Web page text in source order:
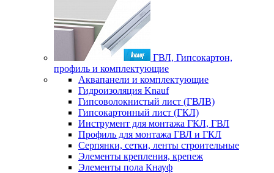
ГВЛ, Гипсокартон,
профиль и комплектующие
Аквапанели и комплектующие
Гидроизоляция Knauf
Гипсоволокнистый лист (ГВЛВ)
Гипсокартонный лист (ГКЛ)
Инструмент для монтажа ГКЛ, ГВЛ
Профиль для монтажа ГВЛ и ГКЛ
Серпянки, сетки, ленты строительные
Элементы крепления, крепеж
Элементы пола Кнауф